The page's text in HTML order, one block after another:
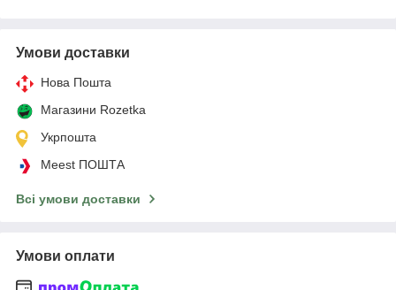
Умови доставки
Нова Пошта
Магазини Rozetka
Укрпошта
Meest ПОШТА
Всі умови доставки
Умови оплати